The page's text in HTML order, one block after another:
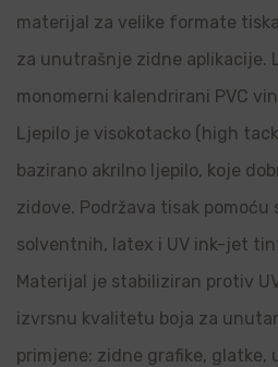
materijal za velike formate
za unutrašnje zidne aplikacije.
monomerni kalendrirani PVC
Ljepilo je visokotacko (high
bazirano akrilno ljepilo, koje
zidove. Podržava tisak
solventnih, latex i UV ink-jet
Materijal je stabiliziran protiv
izvrsnu kvalitetu boja za
primjene: zidne grafike, glatke,